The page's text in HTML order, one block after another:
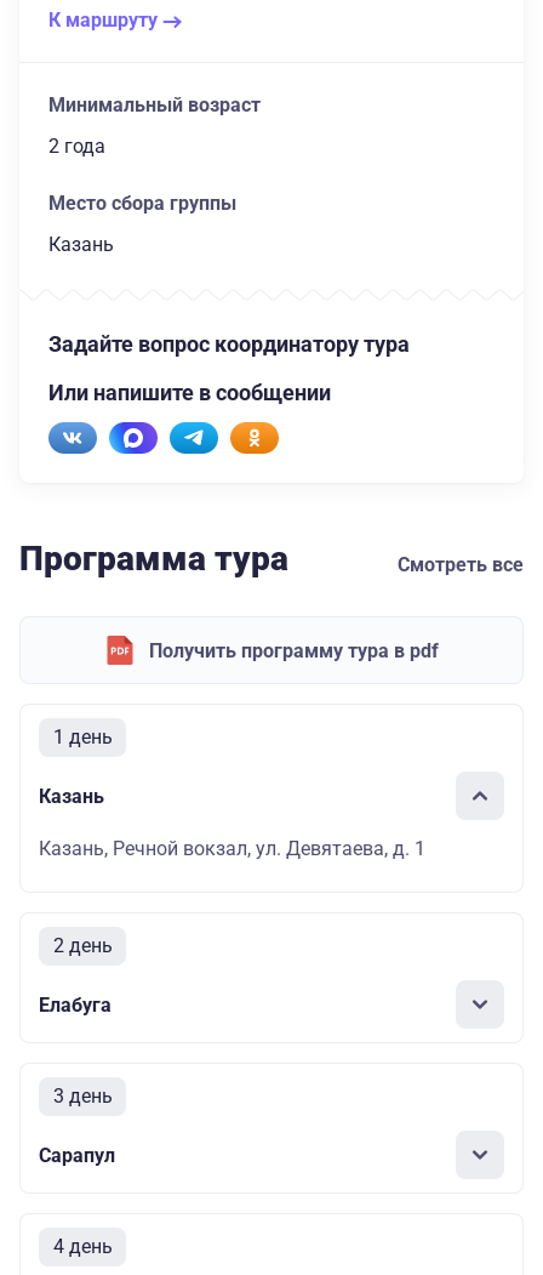
К маршруту
Минимальный возраст
2 года
Место сбора группы
Казань
Задайте вопрос координатору тура
Или напишите в сообщении
Программа тура Смотреть все
Получить программу тура в pdf
1 день
Казань
Казань, Речной вокзал, ул. Девятаева, д. 1
2 день
Елабуга
3 день
Сарапул
4 день